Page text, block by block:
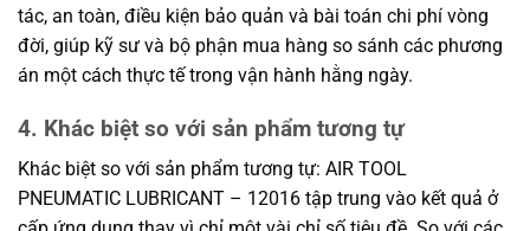
tác, an toàn, điều kiện bảo quản và bài toán chi phí vòng
đời, giúp kỹ sư và bộ phận mua hàng so sánh các phương
án một cách thực tế trong vận hành hằng ngày.
4. Khác biệt so với sản phẩm tương tự
Khác biệt so với sản phẩm tương tự: AIR TOOL
PNEUMATIC LUBRICANT – 12016 tập trung vào kết quả ở